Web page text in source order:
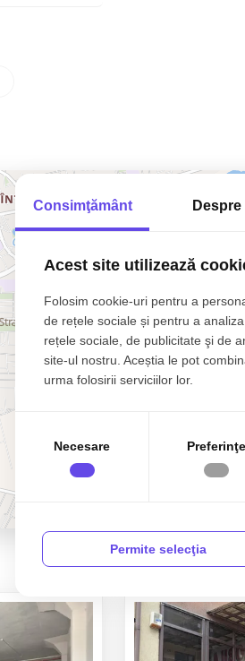
Consimţământ Despre
Acest site utilizează
Folosim cookie-uri pentru a
de rețele sociale și pentru a
rețele sociale, de publicitate şi de
site-ul nostru. Aceștia le pot
urma folosirii serviciilor lor.
Necesare Preferinţe
Permite selecţia